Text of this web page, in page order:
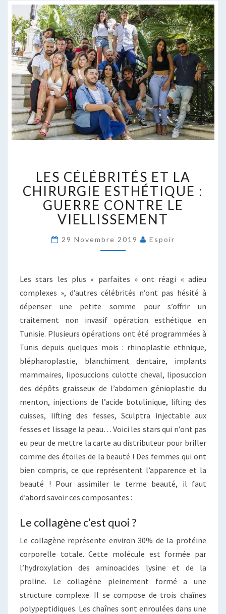
CÉLÉBRITÉS
ET
LA
CHIRURGIE
ESTHÉTIQUE
GUERRE
CONTRE
VIELLISSEMENT
LES CÉLÉBRITÉS ET LA
CHIRURGIE ESTHÉTIQUE :
GUERRE CONTRE LE
VIELLISSEMENT
29 Novembre 2019 Espoir
Les stars les plus « parfaites » ont réagi « adieu
complexes », d’autres célébrités n’ont pas hésité à
dépenser une petite somme pour s’offrir un
traitement non invasif opération esthétique en
Tunisie. Plusieurs opérations ont été programmées à
Tunis depuis quelques mois : rhinoplastie ethnique,
blépharoplastie, blanchiment dentaire, implants
mammaires, liposuccions culotte cheval, liposuccion
des dépôts graisseux de l’abdomen génioplastie du
menton, injections de l’acide botulinique, lifting des
cuisses, lifting des fesses, Sculptra injectable aux
fesses et lissage la peau… Voici les stars qui n’ont pas
eu peur de mettre la carte au distributeur pour briller
comme des étoiles de la beauté ! Des femmes qui ont
bien compris, ce que représentent l’apparence et la
beauté ! Pour assimiler le terme beauté, il faut
d’abord savoir ces composantes :
Le collagène c’est quoi ?
Le collagène représente environ 30% de la protéine
corporelle totale. Cette molécule est formée par
l’hydroxylation des aminoacides lysine et de la
proline. Le collagène pleinement formé a une
structure complexe. Il se compose de trois chaînes
polypeptidiques. Les chaînes sont enroulées dans une